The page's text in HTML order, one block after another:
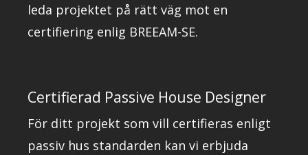
leda projektet på rätt väg mot en
certifiering enlig BREEAM-SE.
Certifierad Passive House Designer
För ditt projekt som vill certifieras enligt
passiv hus standarden kan vi erbjuda